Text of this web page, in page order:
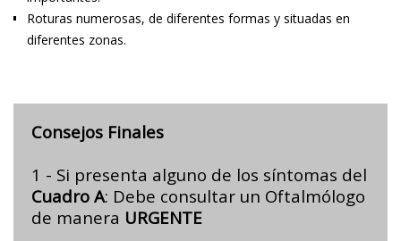
Roturas numerosas, de diferentes formas y situadas en
diferentes zonas.
Consejos Finales
1 - Si presenta alguno de los síntomas del
Cuadro A: Debe consultar un Oftalmólogo
de manera URGENTE